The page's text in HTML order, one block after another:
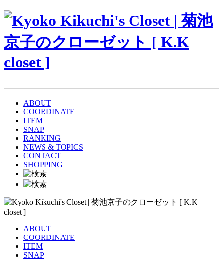
ABOUT
COORDINATE
ITEM
SNAP
RANKING
NEWS & TOPICS
CONTACT
SHOPPING
ABOUT
COORDINATE
ITEM
SNAP